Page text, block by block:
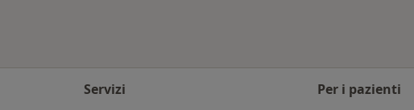
Servizi
Per i pazienti